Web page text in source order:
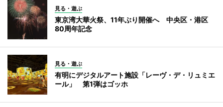
見る・遊ぶ
東京湾大華火祭、11年ぶり開催へ 中央区・港区
80周年記念
見る・遊ぶ
有明にデジタルアート施設「レーヴ・デ・リュミエ
ール」 第1弾はゴッホ